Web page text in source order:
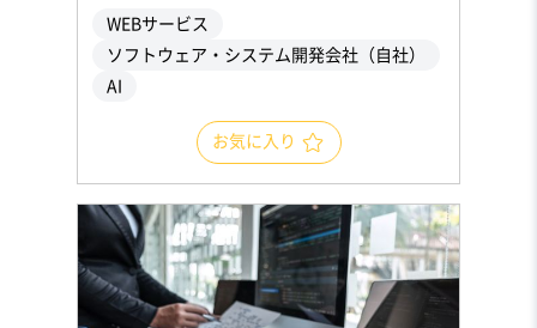
WEBサービス
ソフトウェア・システム開発会社（自社）
AI
お気に入り